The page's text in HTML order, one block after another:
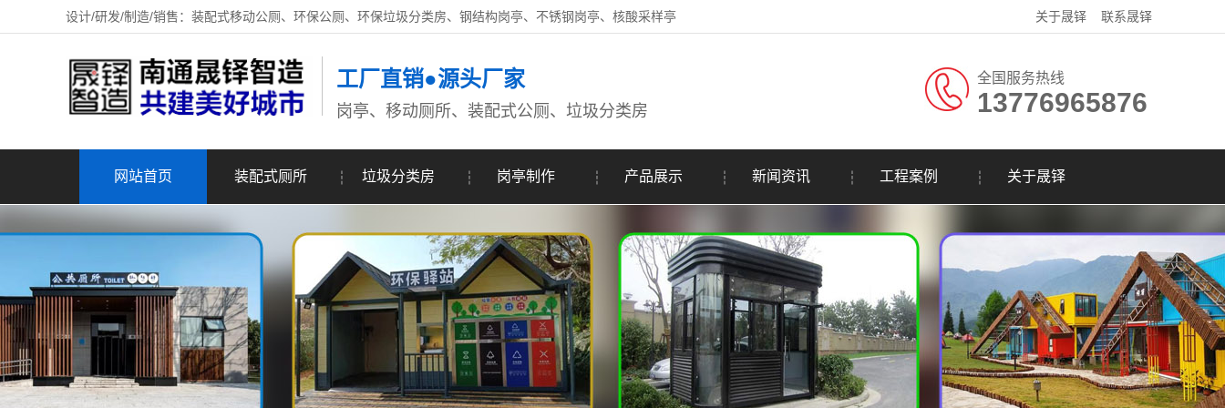
设计/研发/制造/销售：装配式移动公厕、环保公厕、环保垃圾分类房、钢结构岗亭、不锈钢岗亭、核酸采样亭 关于晟铎 联系晟铎
工厂直销●源头厂家
岗亭、移动厕所、装配式公厕、垃圾分类房
全国服务热线
13776965876
网站首页 装配式厕所 垃圾分类房 岗亭制作 产品展示 新闻资讯 工程案例 关于晟铎